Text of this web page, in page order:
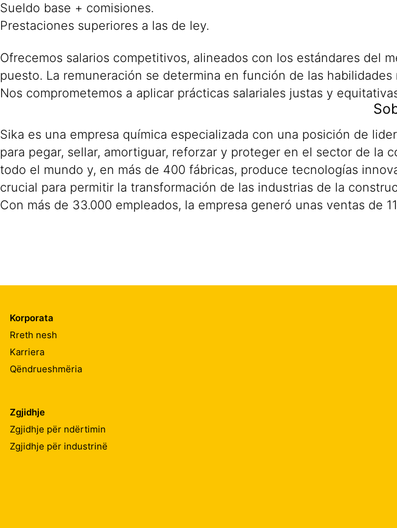
Sueldo base + comisiones.
Prestaciones superiores a las de ley.
Ofrecemos salarios competitivos, alineados con los estándares del
puesto. La remuneración se determina en función de las
Nos comprometemos a aplicar prácticas salariales justas y
Sika es una empresa química especializada con una posición de
para pegar, sellar, amortiguar, reforzar y proteger en el sector de
todo el mundo y, en más de 400 fábricas, produce tecnologías
crucial para permitir la transformación de las industrias de la
Con más de 33.000 empleados, la empresa generó unas ventas de
Korporata
Rreth nesh
Karriera
Qëndrueshmëria
Zgjidhje
Zgjidhje për ndërtimin
Zgjidhje për industrinë